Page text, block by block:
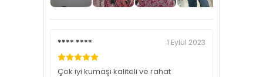
**** **** 1 Eylül 2023
Çok iyi kumaşı kaliteli ve rahat